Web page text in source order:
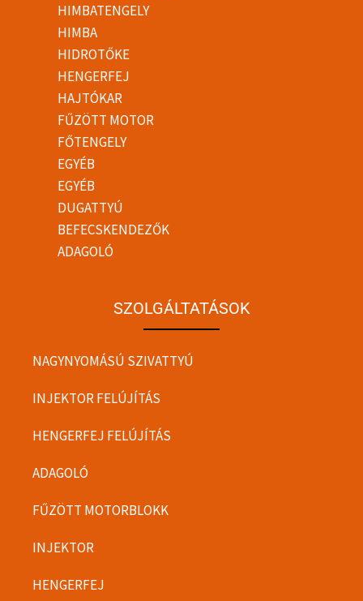
HIMBATENGELY
HIMBA
HIDROTŐKE
HENGERFEJ
HAJTÓKAR
FŰZÖTT MOTOR
FŐTENGELY
EGYÉB
EGYÉB
DUGATTYÚ
BEFECSKENDEZŐK
ADAGOLÓ
SZOLGÁLTATÁSOK
NAGYNYOMÁSÚ SZIVATTYÚ
INJEKTOR FELÚJÍTÁS
HENGERFEJ FELÚJÍTÁS
ADAGOLÓ
FŰZÖTT MOTORBLOKK
INJEKTOR
HENGERFEJ